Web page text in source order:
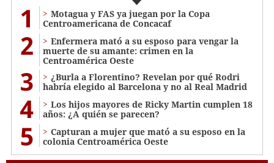
1
Motagua y FAS ya juegan por la Copa
Centroamericana de Concacaf
2
Enfermera mató a su esposo para vengar la
muerte de su amante: crimen en la
Centroamérica Oeste
3
¿Burla a Florentino? Revelan por qué Rodri
habría elegido al Barcelona y no al Real Madrid
4
Los hijos mayores de Ricky Martin cumplen 18
años: ¿A quién se parecen?
5
Capturan a mujer que mató a su esposo en la
colonia Centroamérica Oeste